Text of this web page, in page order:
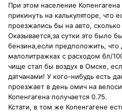
При этом население
прикинуть на калькуляторе, что
проезжались бы на авто,
Оказывается,за сутки это было
бензина,если предположить, что
малолитражках с расходом 6л/
чище стал бы воздух в Омске,
датчанами! У кого-нибудь есть
проезжает в день омич на
Копенгагена получается 0.75.
Кстати, в том же Копенгагене